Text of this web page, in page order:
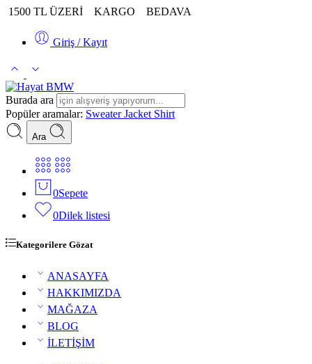
1500 TL ÜZERİ KARGO BEDAVA
Giriş / Kayıt
Burada ara
Popüler aramalar: SweaterJacket Shirt
Ara
0Sepete
0Dilek listesi
Kategorilere Gözat
ANASAYFA
HAKKIMIZDA
MAĞAZA
BLOG
İLETİŞİM